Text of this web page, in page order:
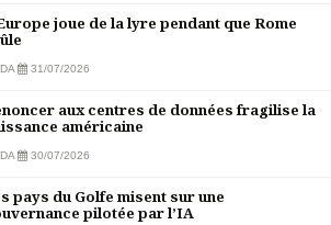
joue de la lyre pendant que Rome
31/07/2026
aux centres de données fragilise la
américaine
30/07/2026
pays du Golfe misent sur une
pilotée par l’IA